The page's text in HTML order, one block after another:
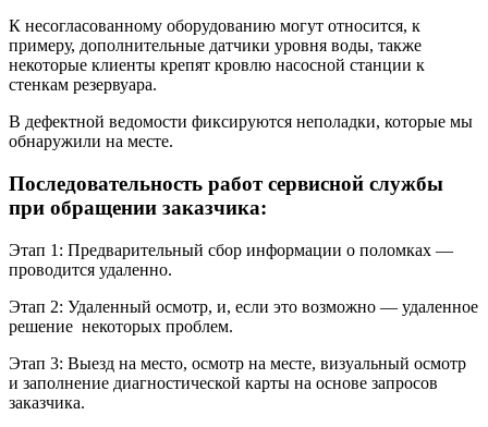
К несогласованному оборудованию могут относится, к
примеру, дополнительные датчики уровня воды, также
некоторые клиенты крепят кровлю насосной станции к
стенкам резервуара.
В дефектной ведомости фиксируются неполадки, которые мы
обнаружили на месте.
Последовательность работ сервисной службы
при обращении заказчика:
Этап 1: Предварительный сбор информации о поломках —
проводится удаленно.
Этап 2: Удаленный осмотр, и, если это возможно — удаленное
решение некоторых проблем.
Этап 3: Выезд на место, осмотр на месте, визуальный осмотр
и заполнение диагностической карты на основе запросов
заказчика.